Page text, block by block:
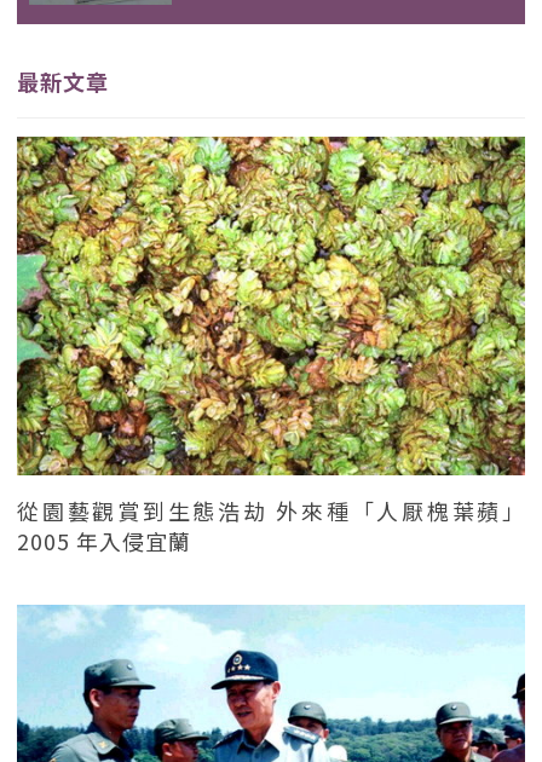
最新文章
從園藝觀賞到生態浩劫 外來種「人厭槐葉蘋」
2005 年入侵宜蘭